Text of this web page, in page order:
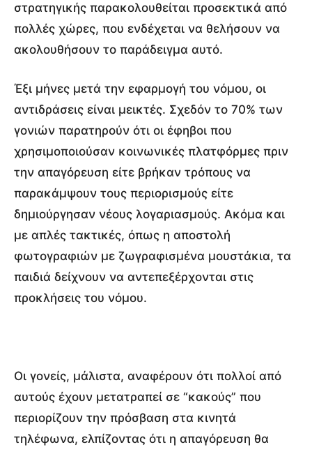
στρατηγικής παρακολουθείται προσεκτικά από
πολλές χώρες, που ενδέχεται να θελήσουν να
ακολουθήσουν το παράδειγμα αυτό.
Έξι μήνες μετά την εφαρμογή του νόμου, οι
αντιδράσεις είναι μεικτές. Σχεδόν το 70% των
γονιών παρατηρούν ότι οι έφηβοι που
χρησιμοποιούσαν κοινωνικές πλατφόρμες πριν
την απαγόρευση είτε βρήκαν τρόπους να
παρακάμψουν τους περιορισμούς είτε
δημιούργησαν νέους λογαριασμούς. Ακόμα και
με απλές τακτικές, όπως η αποστολή
φωτογραφιών με ζωγραφισμένα μουστάκια, τα
παιδιά δείχνουν να αντεπεξέρχονται στις
προκλήσεις του νόμου.
Οι γονείς, μάλιστα, αναφέρουν ότι πολλοί από
αυτούς έχουν μετατραπεί σε “κακούς” που
περιορίζουν την πρόσβαση στα κινητά
τηλέφωνα, ελπίζοντας ότι η απαγόρευση θα